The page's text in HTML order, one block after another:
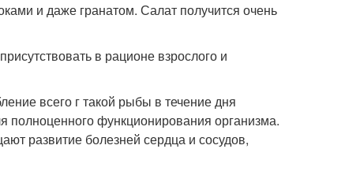
и даже гранатом. Салат получится очень
в рационе взрослого и
всего г такой рыбы в течение дня
полноценного функционирования организма.
развитие болезней сердца и сосудов,